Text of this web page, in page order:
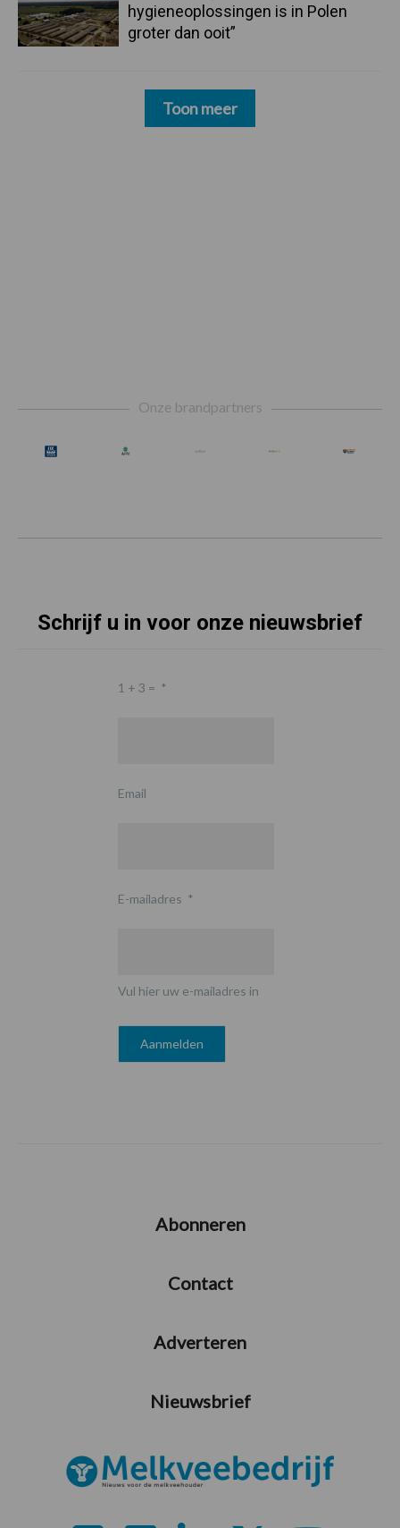
hygieneoplossingen is in Polen
groter dan ooit”
Toon meer
Onze brandpartners
Schrijf u in voor onze nieuwsbrief
1 + 3 = *
Email
E-mailadres *
Vul hier uw e-mailadres in
Abonneren
Contact
Adverteren
Nieuwsbrief